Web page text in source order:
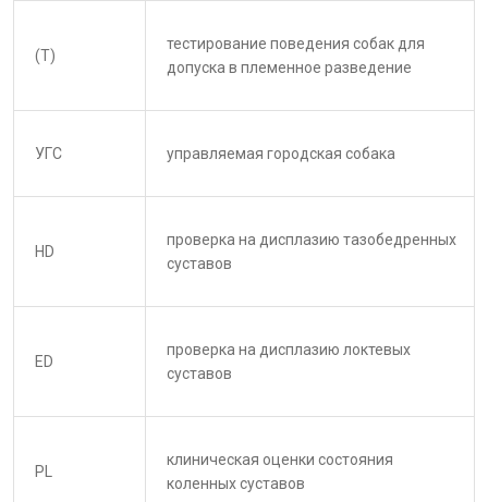
(Т)
тестирование поведения собак для
допуска в племенное разведение
УГС управляемая городская собака
HD
проверка на дисплазию тазобедренных
суставов
ED
проверка на дисплазию локтевых
суставов
PL
клиническая оценки состояния
коленных суставов